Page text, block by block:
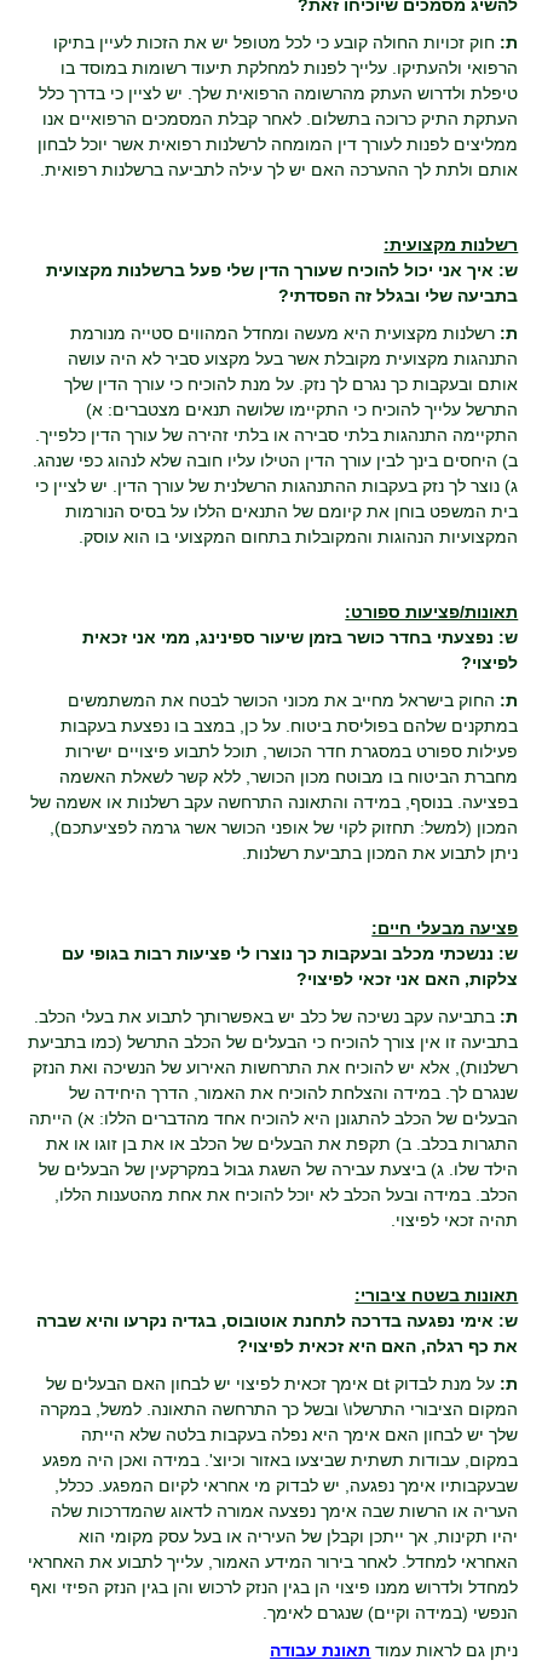
להשיג מסמכים שיוכיחו זאת?
ת: חוק זכויות החולה קובע כי לכל מטופל יש את הזכות לעיין בתיקו
הרפואי ולהעתיקו. עלייך לפנות למחלקת תיעוד רשומות במוסד בו
טיפלת ולדרוש העתק מהרשומה הרפואית שלך. יש לציין כי בדרך כלל
העתקת התיק כרוכה בתשלום. לאחר קבלת המסמכים הרפואיים אנו
ממליצים לפנות לעורך דין המומחה לרשלנות רפואית אשר יוכל לבחון
אותם ולתת לך ההערכה האם יש לך עילה לתביעה ברשלנות רפואית.
רשלנות מקצועית:
ש: איך אני יכול להוכיח שעורך הדין שלי פעל ברשלנות מקצועית
בתביעה שלי ובגלל זה הפסדתי?
ת: רשלנות מקצועית היא מעשה ומחדל המהווים סטייה מנורמת
התנהגות מקצועית מקובלת אשר בעל מקצוע סביר לא היה עושה
אותם ובעקבות כך נגרם לך נזק. על מנת להוכיח כי עורך הדין שלך
התרשל עלייך להוכיח כי התקיימו שלושה תנאים מצטברים: א)
התקיימה התנהגות בלתי סבירה או בלתי זהירה של עורך הדין כלפייך.
ב) היחסים בינך לבין עורך הדין הטילו עליו חובה שלא לנהוג כפי שנהג.
ג) נוצר לך נזק בעקבות ההתנהגות הרשלנית של עורך הדין. יש לציין כי
בית המשפט בוחן את קיומם של התנאים הללו על בסיס הנורמות
המקצועיות הנהוגות והמקובלות בתחום המקצועי בו הוא עוסק.
תאונות/פציעות ספורט:
ש: נפצעתי בחדר כושר בזמן שיעור ספינינג, ממי אני זכאית
לפיצוי?
ת: החוק בישראל מחייב את מכוני הכושר לבטח את המשתמשים
במתקנים שלהם בפוליסת ביטוח. על כן, במצב בו נפצעת בעקבות
פעילות ספורט במסגרת חדר הכושר, תוכל לתבוע פיצויים ישירות
מחברת הביטוח בו מבוטח מכון הכושר, ללא קשר לשאלת האשמה
בפציעה. בנוסף, במידה והתאונה התרחשה עקב רשלנות או אשמה של
המכון (למשל: תחזוק לקוי של אופני הכושר אשר גרמה לפציעתכם),
ניתן לתבוע את המכון בתביעת רשלנות.
פציעה מבעלי חיים:
ש: ננשכתי מכלב ובעקבות כך נוצרו לי פציעות רבות בגופי עם
צלקות, האם אני זכאי לפיצוי?
ת: בתביעה עקב נשיכה של כלב יש באפשרותך לתבוע את בעלי הכלב.
בתביעה זו אין צורך להוכיח כי הבעלים של הכלב התרשל (כמו בתביעת
רשלנות), אלא יש להוכיח את התרחשות האירוע של הנשיכה ואת הנזק
שנגרם לך. במידה והצלחת להוכיח את האמור, הדרך היחידה של
הבעלים של הכלב להתגונן היא להוכיח אחד מהדברים הללו: א) הייתה
התגרות בכלב. ב) תקפת את הבעלים של הכלב או את בן זוגו או את
הילד שלו. ג) ביצעת עבירה של השגת גבול במקרקעין של הבעלים של
הכלב. במידה ובעל הכלב לא יוכל להוכיח את אחת מהטענות הללו,
תהיה זכאי לפיצוי.
תאונות בשטח ציבורי:
ש: אימי נפגעה בדרכה לתחנת אוטובוס, בגדיה נקרעו והיא שברה
את כף רגלה, האם היא זכאית לפיצוי?
ת:
על מנת לבדוק tם אימך זכאית לפיצוי יש לבחון האם הבעלים של
המקום הציבורי התרשלו\ ובשל כך התרחשה התאונה. למשל, במקרה
שלך יש לבחון האם אימך היא נפלה בעקבות בלטה שלא הייתה
במקום, עבודות תשתית שביצעו באזור וכיוצ'. במידה ואכן היה מפגע
שבעקבותיו אימך נפגעה, יש לבדוק מי אחראי לקיום המפגע. ככלל,
העריה או הרשות שבה אימך נפצעה אמורה לדאוג שהמדרכות שלה
יהיו תקינות, אך ייתכן וקבלן של העיריה או בעל עסק מקומי הוא
האחראי למחדל. לאחר בירור המידע האמור, עלייך לתבוע את האחראי
למחדל ולדרוש ממנו פיצוי הן בגין הנזק לרכוש והן בגין הנזק הפיזי ואף
הנפשי (במידה וקיים) שנגרם לאימך.
ניתן גם לראות עמוד תאונת עבודה